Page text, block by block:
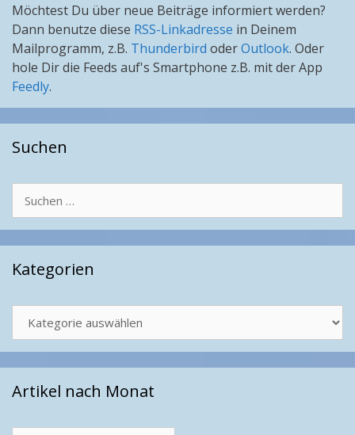
Möchtest Du über neue Beiträge informiert werden?
Dann benutze diese RSS-Linkadresse in Deinem
Mailprogramm, z.B. Thunderbird oderOutlook. Oder
hole Dir die Feeds auf's Smartphone z.B. mit der App
Feedly.
Suchen
nach:
Kategorien
Artikel nach Monat